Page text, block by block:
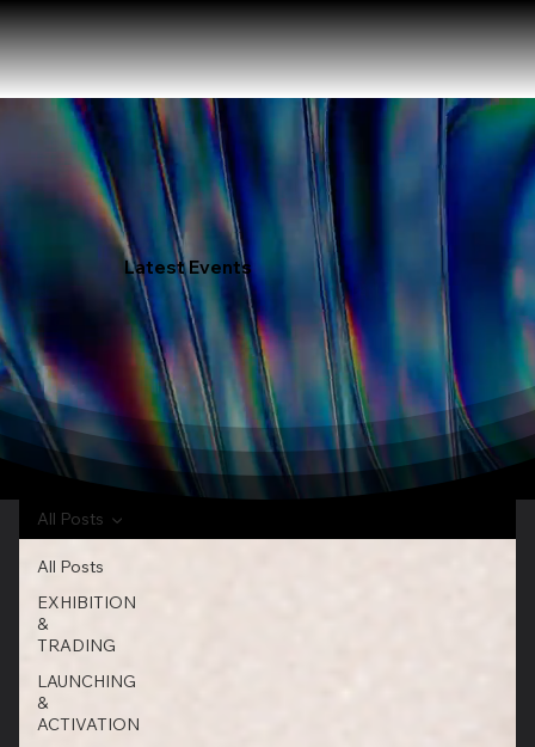
Latest Events
All Posts
EXHIBITION
&
TRADING
LAUNCHING
&
ACTIVATION
All Posts